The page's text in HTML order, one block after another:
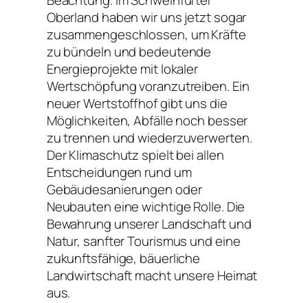
Oberland haben wir uns jetzt sogar
zusammengeschlossen, um Kräfte
zu bündeln und bedeutende
Energieprojekte mit lokaler
Wertschöpfung voranzutreiben. Ein
neuer Wertstoffhof gibt uns die
Möglichkeiten, Abfälle noch besser
zu trennen und wiederzuverwerten.
Der Klimaschutz spielt bei allen
Entscheidungen rund um
Gebäudesanierungen oder
Neubauten eine wichtige Rolle. Die
Bewahrung unserer Landschaft und
Natur, sanfter Tourismus und eine
zukunftsfähige, bäuerliche
Landwirtschaft macht unsere Heimat
aus.